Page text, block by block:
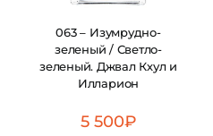
063 – Изумрудно-
зеленый / Светло-
зеленый. Джвал Кхул и
Илларион
5 500₽